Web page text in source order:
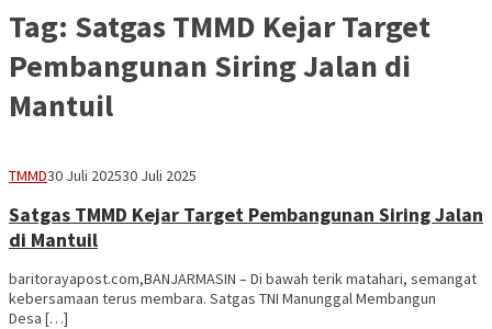
Tag: Satgas TMMD Kejar Target
Pembangunan Siring Jalan di
Mantuil
TMMDVananta
30 Juli 202530 Juli 2025
Satgas TMMD Kejar Target Pembangunan Siring Jalan
di Mantuil
baritorayapost.com,BANJARMASIN – Di bawah terik matahari, semangat
kebersamaan terus membara. Satgas TNI Manunggal Membangun
Desa […]